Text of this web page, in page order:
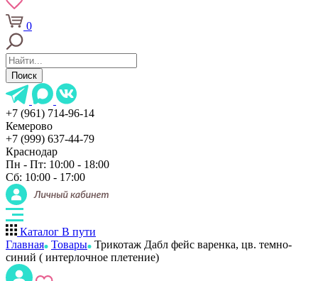
0
Поиск
+7 (961) 714-96-14
Кемерово
+7 (999) 637-44-79
Краснодар
Пн - Пт: 10:00 - 18:00
Сб: 10:00 - 17:00
Каталог В пути
Главная Товары Трикотаж Дабл фейс варенка, цв. темно-
синий ( интерлочное плетение)